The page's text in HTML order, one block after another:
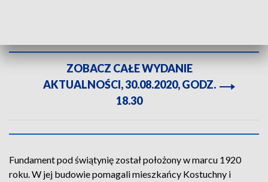
ZOBACZ CAŁE WYDANIE
AKTUALNOŚCI, 30.08.2020, GODZ.
18.30
Fundament pod świątynię został położony w marcu 1920
roku. W jej budowie pomagali mieszkańcy Kostuchny i